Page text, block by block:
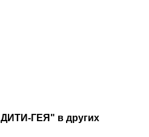
ГЕЯ" в других